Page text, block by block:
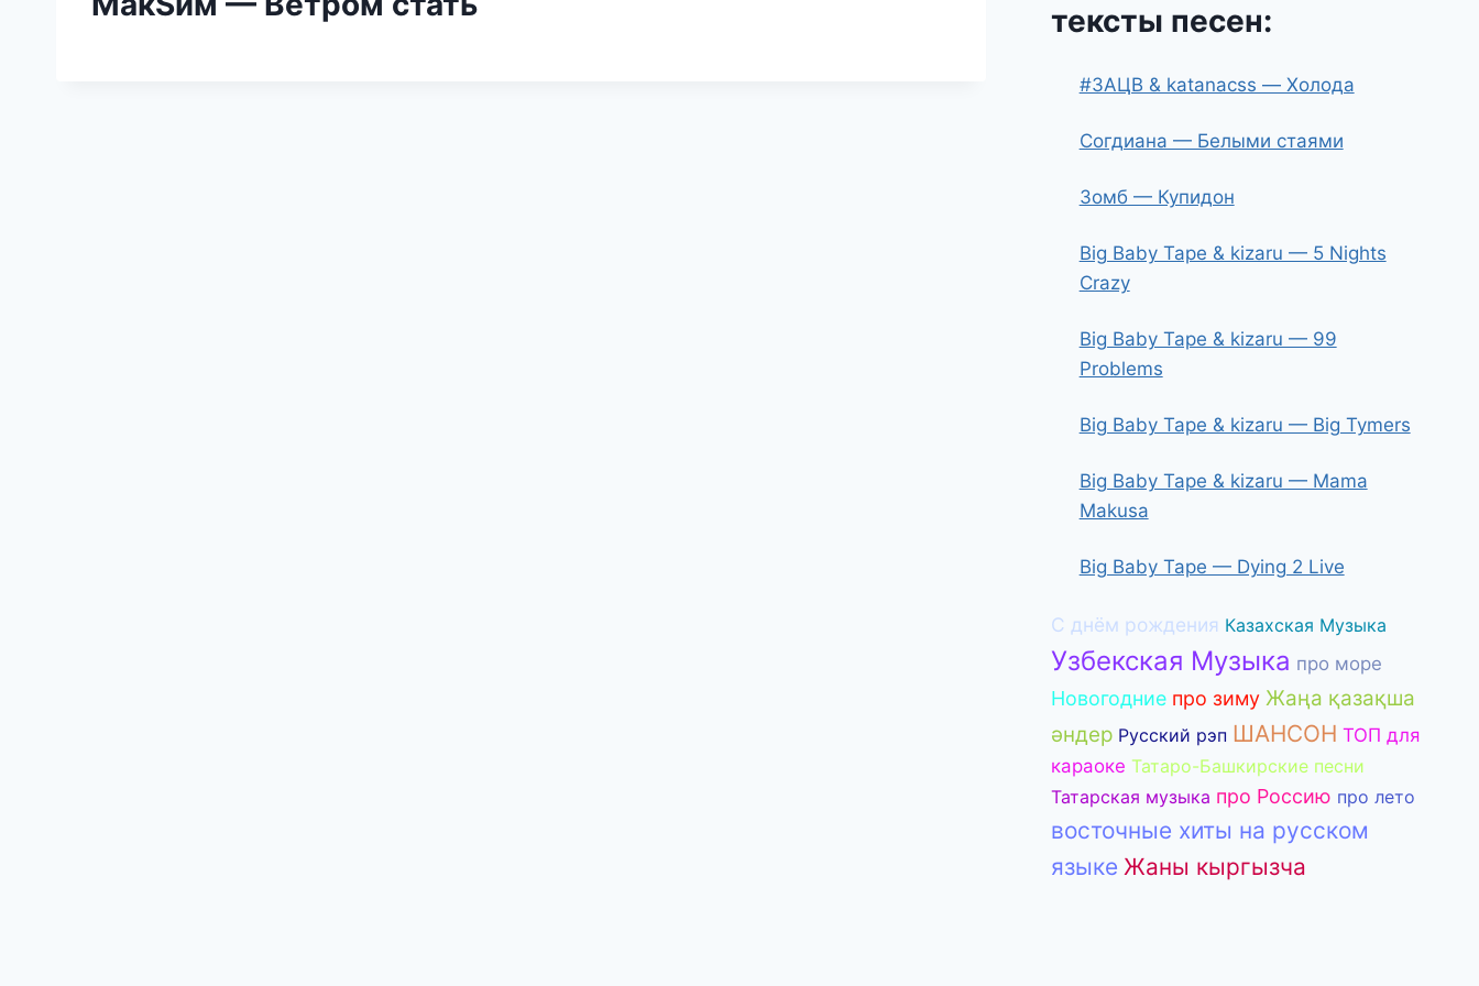
тексты песен:
#ЗАЦВ & katanacss — Холода
Согдиана — Белыми стаями
Зомб — Купидон
Big Baby Tape & kizaru — 5 Nights
Crazy
Big Baby Tape & kizaru — 99
Problems
Big Baby Tape & kizaru — Big Tymers
Big Baby Tape & kizaru — Mama
Makusa
Big Baby Tape — Dying 2 Live
С днём рождения Казахская Музыка
Узбекская Музыка про море
Новогодние про зиму Жаңа қазақша
әндер Русский рэп ШАНСОН ТОП для
караоке Татаро-Башкирские песни
Татарская музыка про Россию про лето
восточные хиты на русском
языке Жаны кыргызча